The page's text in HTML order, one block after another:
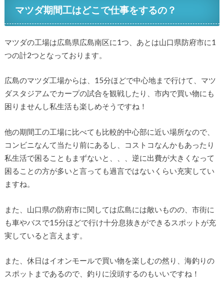
マツダ期間工はどこで仕事をするの？
マツダの工場は広島県広島南区に1つ、あとは山口県防府市に1
つの計2つとなっております。
広島のマツダ工場からは、15分ほどで中心地まで行けて、マツ
ダスタジアムでカープの試合を観戦したり、市内で買い物にも
困りませんし私生活も楽しめそうですね！
他の期間工の工場に比べても比較的中心部に近い場所なので、
コンビニなんて当たり前にあるし、コストコなんかもあったり
私生活で困ることもまずないと、、、逆に出費が大きくなって
困ることの方が多いと言っても過言ではないくらい充実してい
ますね。
また、山口県の防府市に関しては広島には敵いものの、市街に
も車やバスで15分ほどで行け十分息抜きができるスポットが充
実していると言えます。
また、休日はイオンモールで買い物を楽しむの然り、海釣りの
スポットまであるので、釣りに没頭するのもいいですね！